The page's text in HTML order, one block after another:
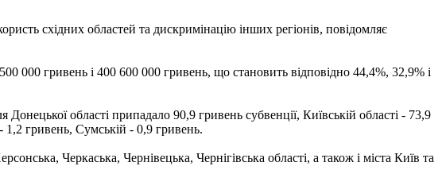
східних областей та дискримінацію інших регіонів, повідомляє
000 гривень і 400 600 000 гривень, що становить відповідно 44,4%, 32,9% і
області припадало 90,9 гривень субвенції, Київській області - 73,9
гривень, Сумській - 0,9 гривень.
Черкаська, Чернівецька, Чернігівська області, а також і міста Київ та